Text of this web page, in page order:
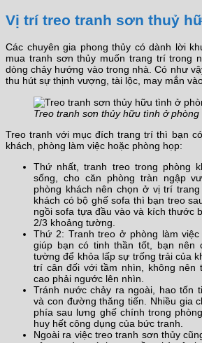
Vị trí treo tranh sơn thuỷ
Các chuyên gia phong thủy có dành lời
mua tranh sơn thủy muốn trang trí trong
dòng chảy hướng vào trong nhà. Có như
thu hút sự thịnh vượng, tài lộc, may mắn
Treo tranh sơn thủy hữu tình ở phòng
Treo tranh với mục đích trang trí thì bạn
khách, phòng làm việc hoặc phòng họp:
Thứ nhất, tranh treo trong phòng
sống, cho căn phòng tràn ngập
phòng khách nên chọn ở vị trí
khách có bộ ghế sofa thì bạn treo
ngồi sofa tựa đầu vào và kích thước
2/3 khoảng tường.
Thứ 2: Tranh treo ở phòng làm
giúp bạn có tinh thần tốt, bạn nên
tường để khỏa lấp sự trống trải của
trí cân đối với tầm nhìn, không nên
cao phải ngước lên nhìn.
Tránh nước chảy ra ngoài, hao tốn
và con đường thăng tiến. Nhiều gia
phía sau lưng ghế chính trong
huy hết công dụng của bức tranh.
Ngoài ra việc treo tranh sơn thủy